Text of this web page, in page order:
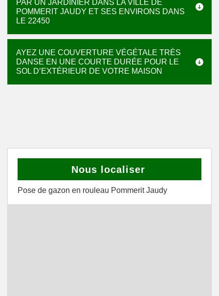
PAR UN JARDINIER DANS LA VILLE DE
POMMERIT JAUDY ET SES ENVIRONS DANS
LE 22450
AYEZ UNE COUVERTURE VÉGÉTALE TRÈS
DANSE EN UNE COURTE DURÉE POUR LE
SOL D’EXTÉRIEUR DE VOTRE MAISON
Nous localiser
Pose de gazon en rouleau Pommerit Jaudy